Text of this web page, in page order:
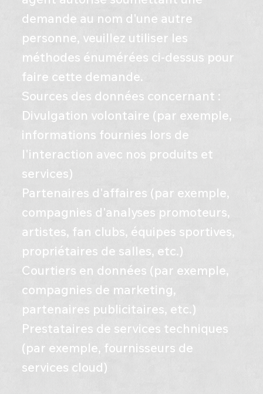
demande au nom d'une autre
personne, veuillez utiliser les
méthodes énumérées ci-dessus pour
faire cette demande.
Sources des données concernant :
​Divulgation volontaire (par exemple,
informations fournies lors de
l'interaction avec nos produits et
services)
Partenaires d'affaires (par exemple,
compagnies d'analyses promoteurs,
artistes, fan clubs, équipes sportives,
propriétaires de salles, etc.)
Courtiers en données (par exemple,
compagnies de marketing,
partenaires publicitaires, etc.)
Prestataires de services techniques
(par exemple, fournisseurs de
services cloud)